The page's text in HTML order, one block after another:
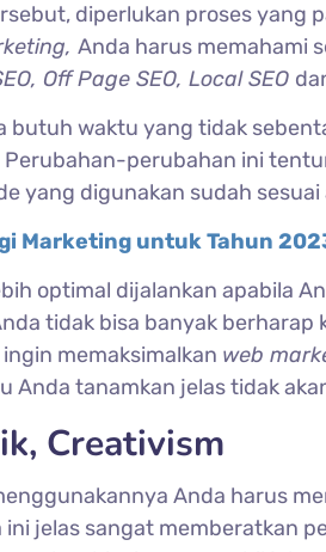
diperlukan proses yang
Anda harus memahami
Off Page SEO, Local SEO
butuh waktu yang tidak
perubahan ini
yang digunakan sudah
Marketing untuk Tahun
optimal dijalankan apabila
tidak bisa banyak berharap
memaksimalkan web
Anda tanamkan jelas tidak
Creativism
Anda harus
jelas sangat memberatkan